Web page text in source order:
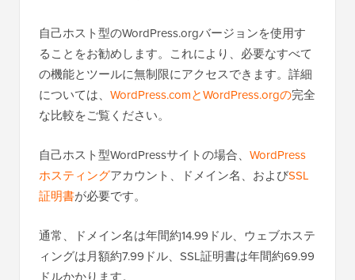
自己ホスト型のWordPress.orgバージョンを使用す
ることをお勧めします。これにより、必要なすべて
の機能とツールに無制限にアクセスできます。詳細
については、 WordPress.comとWordPress.orgの完全
な比較をご覧ください。
自己ホスト型WordPressサイトの場合、 WordPress
ホスティングアカウント、ドメイン名、およびSSL
証明書が必要です。
通常、ドメイン名は年間約14.99ドル、ウェブホステ
ィングは月額約7.99ドル、SSL証明書は年間約69.99